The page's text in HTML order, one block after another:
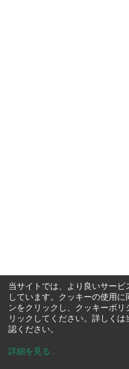
当サイトでは、より良いサー
しています。クッキーの使用
ンをクリックし、クッキーポ
リックしてください。詳しくは
認ください。
詳細を見る ...